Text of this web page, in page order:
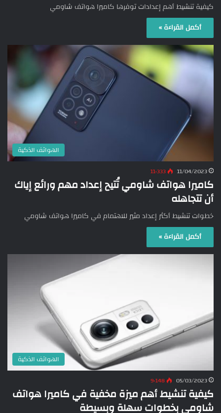
كيفية تنشيط أهم إعدادات توفرها كاميرا هواتف شاومي
أكمل القراءة »
الهواتف الذكية
11/04/2023 11٬333
كاميرا هواتف شاومي تُتيح إعداد مهم ورائع إياك
أن تتجاهله
خطوات تنشيط أكثر إعداد مثير للاهتمام في كاميرا هواتف شاومي
أكمل القراءة »
الهواتف الذكية
05/03/2023 9٬148
كيفية تنشيط أهم ميزة مخفية في كاميرا هواتف
شاومي بخطوات سهلة وبسيطة